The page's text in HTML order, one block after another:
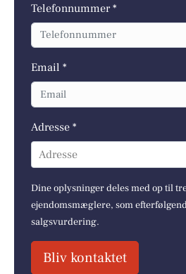
Telefonnummer *
Email *
Adresse *
Adresse
Dine oplysninger deles med op til
ejendomsmæglere, som
salgsvurdering.
Bliv kontaktet